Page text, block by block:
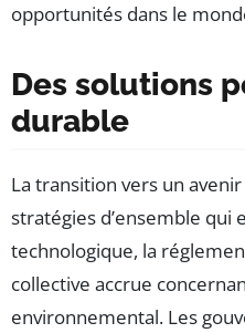
opportunités dans le
Des solutions
durable
La transition vers un
stratégies d’ensemble qui
technologique, la
collective accrue
environnemental. Les